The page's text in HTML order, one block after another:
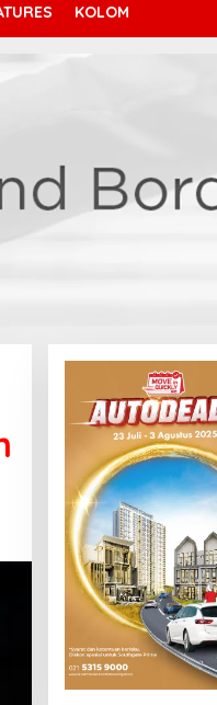
KOLOM